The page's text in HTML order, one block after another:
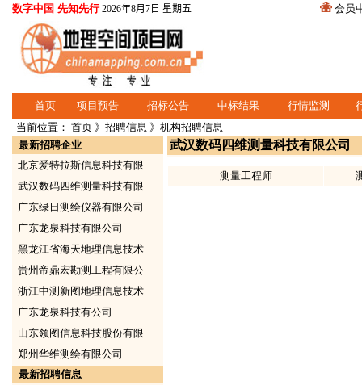
数字中国 先知先行 2026年8月7日 星期五 会员
首页 项目预告 招标公告 中标结果 行情监测
当前位置： 首页 》 招聘信息 》机构招聘信息
最新招聘企业
·北京爱特拉斯信息科技有限
·武汉数码四维测量科技有限
·广东绿日测绘仪器有限公司
·广东龙泉科技有限公司
·黑龙江省海天地理信息技术
·贵州帝鼎宏勘测工程有限公
·浙江中测新图地理信息技术
·广东龙泉科技有公司
·山东领图信息科技股份有限
·郑州华维测绘有限公司
最新招聘信息
武汉数码四维测量科技有限公司
测量工程师